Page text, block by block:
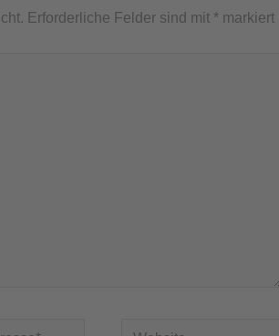
Erforderliche Felder sind mit * markiert
Website